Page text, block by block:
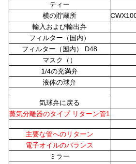
い
地
図
プ
ラ
イ
ティー
横の貯蔵所
輸入および輸出弁
フィルター（国内）
フィルター（国内） D48
マスク（）
1/4の充満弁
液体の球弁
気球弁に戻る
蒸気分離器のタイプ リターン管1
主要な管へのリターン
電子オイルのバランス
ミラー